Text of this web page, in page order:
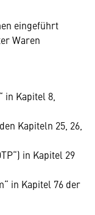
eingeführt
Waren
in Kapitel 8,
Kapiteln 25, 26,
in Kapitel 29
in Kapitel 76 der